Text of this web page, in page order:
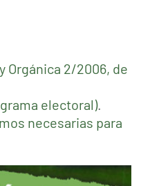
Orgánica 2/2006, de
electoral).
necesarias para